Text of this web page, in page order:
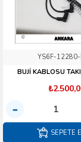
YS6F-
BUJİ KABLOSU
SEPETE